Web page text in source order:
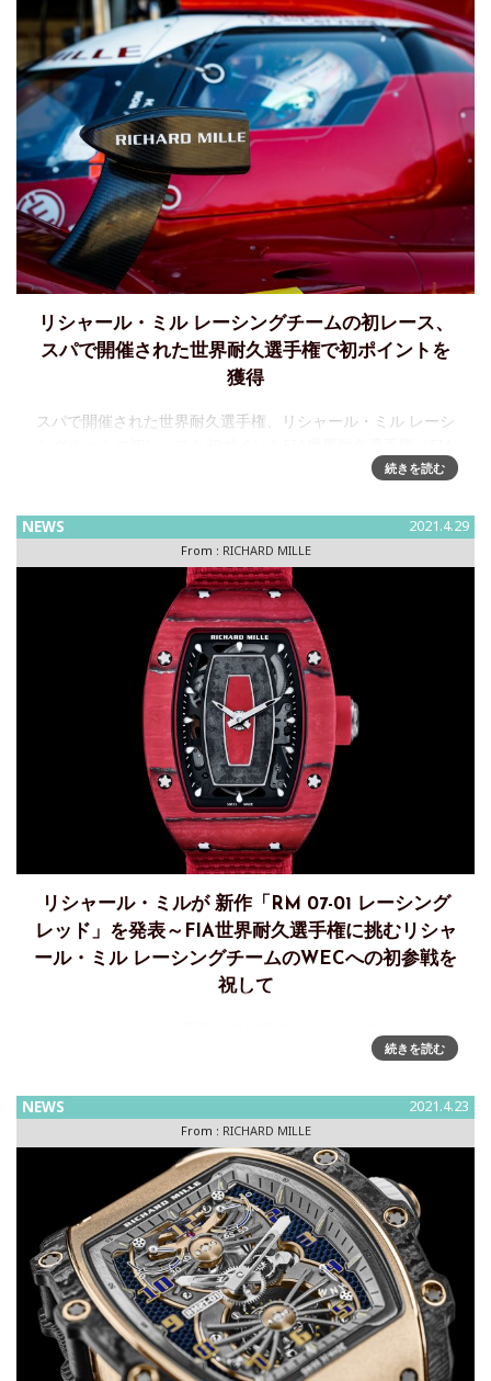
リシャール・ミル レーシングチームの初レース、
スパで開催された世界耐久選手権で初ポイントを
獲得
スパで開催された世界耐久選手権、リシャール・ミル レーシ
WEC）の2021年シーズンは、スパ・フランコルシャンで開催
続きを読む
NEWS 2021.4.29
From : RICHARD MILLE
リシャール・ミルが 新作「RM 07-01 レーシング
レッド」を発表～FIA世界耐久選手権に挑むリシャ
ール・ミル レーシングチームのWECへの初参戦を
祝して
発表～FIA世界耐久選手権に挑むリシャール・ミル レーシン
で開幕したFIA世界耐久選手権の2021年シー
続きを読む
NEWS 2021.4.23
From : RICHARD MILLE